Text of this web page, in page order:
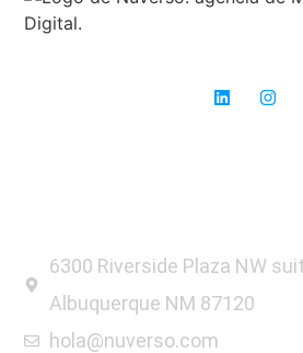
6300 Riverside Plaza NW
Albuquerque NM 87120
hola@nuverso.com